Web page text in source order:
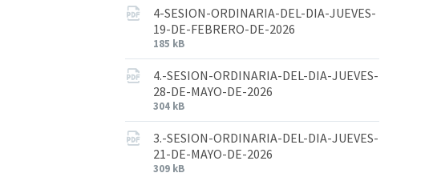
4-SESION-ORDINARIA-DEL-DIA-JUEVES-
19-DE-FEBRERO-DE-2026
185 kB
4.-SESION-ORDINARIA-DEL-DIA-JUEVES-
28-DE-MAYO-DE-2026
304 kB
3.-SESION-ORDINARIA-DEL-DIA-JUEVES-
21-DE-MAYO-DE-2026
309 kB